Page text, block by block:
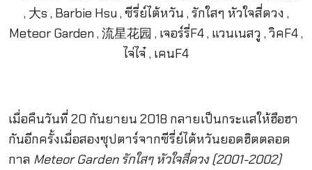
เมื่อคืนวันที่ 20 กันยายน 2018 กลายเป็นกระแสให้ฮือฮา
กันอีกครั้งเมื่อสองซุปตาร์จากซีรี่ย์ไต้หวันยอดฮิตตลอด
กาล Meteor Garden รักใสๆ หัวใจสี่ดวง (2001-2002)